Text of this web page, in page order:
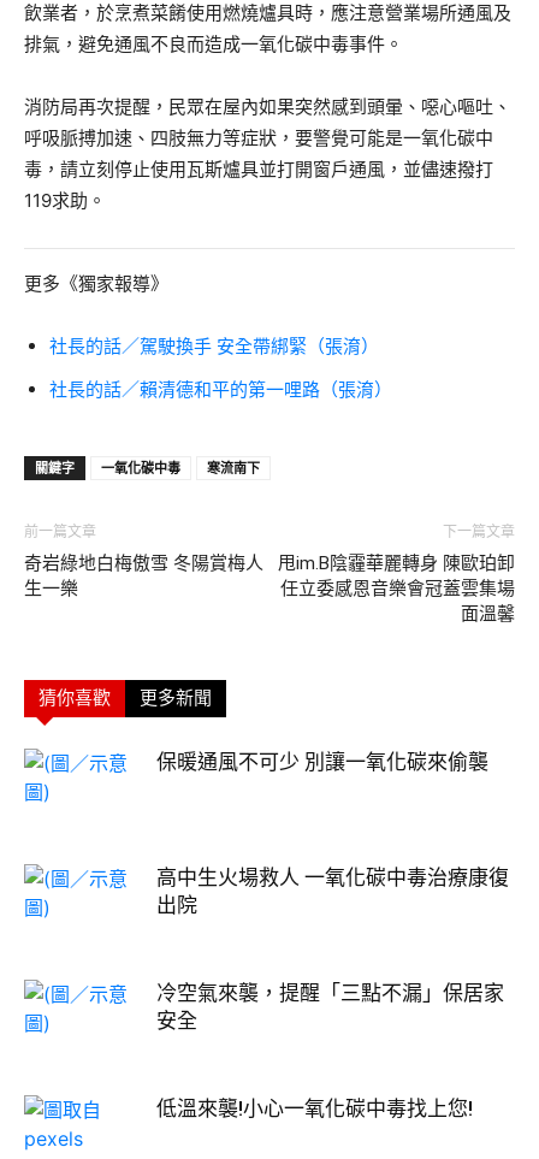
飲業者，於烹煮菜餚使用燃燒爐具時，應注意營業場所通風及
排氣，避免通風不良而造成一氧化碳中毒事件。
消防局再次提醒，民眾在屋內如果突然感到頭暈、噁心嘔吐、
呼吸脈搏加速、四肢無力等症狀，要警覺可能是一氧化碳中
毒，請立刻停止使用瓦斯爐具並打開窗戶通風，並儘速撥打
119求助。
更多《獨家報導》
社長的話／駕駛換手 安全帶綁緊（張淯）
社長的話／賴清德和平的第一哩路（張淯）
關鍵字 一氧化碳中毒 寒流南下
前一篇文章
奇岩綠地白梅傲雪 冬陽賞梅人
生一樂
下一篇文章
甩im.B陰霾華麗轉身 陳歐珀卸
任立委感恩音樂會冠蓋雲集場
面溫馨
猜你喜歡 更多新聞
保暖通風不可少 別讓一氧化碳來偷襲
高中生火場救人 一氧化碳中毒治療康復
出院
冷空氣來襲，提醒「三點不漏」保居家
安全
低溫來襲!小心一氧化碳中毒找上您!